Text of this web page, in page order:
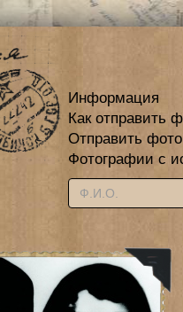
Информация
Как отправить
Отправить
Фотографии с